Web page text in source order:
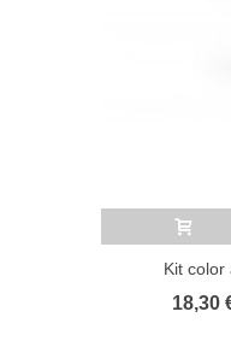
Añadir al
Kit color
18,30